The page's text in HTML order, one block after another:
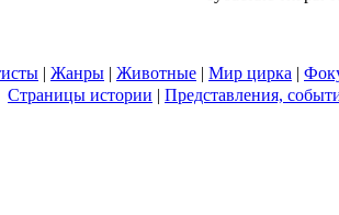
| Жанры | Животные | Мир цирка |
Страницы истории | Представления,